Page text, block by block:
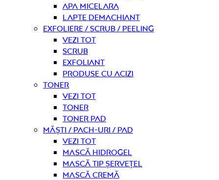
Apa micelara
Lapte demachiant
Exfoliere / Scrub / Peeling
Vezi tot
Scrub
Exfoliant
Produse cu acizi
Toner
Vezi tot
Toner
Toner pad
Măști / Pach-uri / Pad
Vezi tot
Mască hidrogel
Mască tip șervețel
Mască Cremă